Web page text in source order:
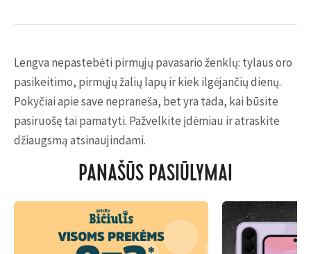
Lengva nepastebėti pirmųjų pavasario ženklų: tylaus oro
pasikeitimo, pirmųjų žalių lapų ir kiek ilgėjančių dienų.
Pokyčiai apie save nepraneša, bet yra tada, kai būsite
pasiruošę tai pamatyti. Pažvelkite įdėmiau ir atraskite
džiaugsmą atsinaujindami.
PANAŠŪS PASIŪLYMAI